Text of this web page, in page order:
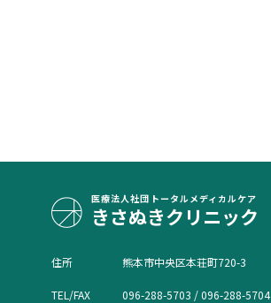
医療法人社団 トータルメディカルケア
きさぬきクリニック
住所 熊本市中央区本荘町720-3
TEL/FAX 096-288-5703 / 096-288-5704